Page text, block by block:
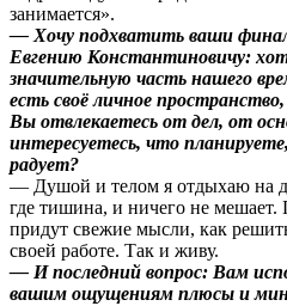
занимается».
— Хочу подхватить ваши
Евгению Константиновичу:
значительную часть нашего
есть своё личное
Вы отвлекаетесь от дел, от
интересуетесь, что
радует?
— Душой и телом я отдыхаю на
где тишина, и ничего не
придут свежие мысли, как
своей работе. Так и живу.
— И последний вопрос: Вам
вашим ощущениям плюсы и